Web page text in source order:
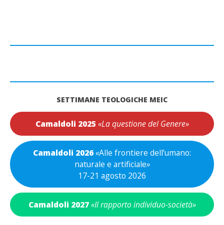
SETTIMANE TEOLOGICHE MEIC
Camaldoli 2025 «La questione del Genere»
Camaldoli 2026«Alle frontiere dell’umano:
naturale e artificiale»
17-21 agosto 2026
Camaldoli 2027 «Il rapporto individuo-società»